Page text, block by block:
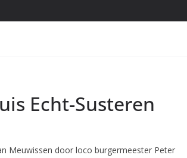
Echt-Susteren
Meuwissen door loco burgermeester Peter